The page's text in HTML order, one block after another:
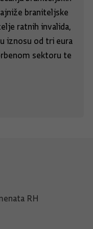
braniteljske
ratnih invalida,
iznosu od tri eura
sektoru te
RH